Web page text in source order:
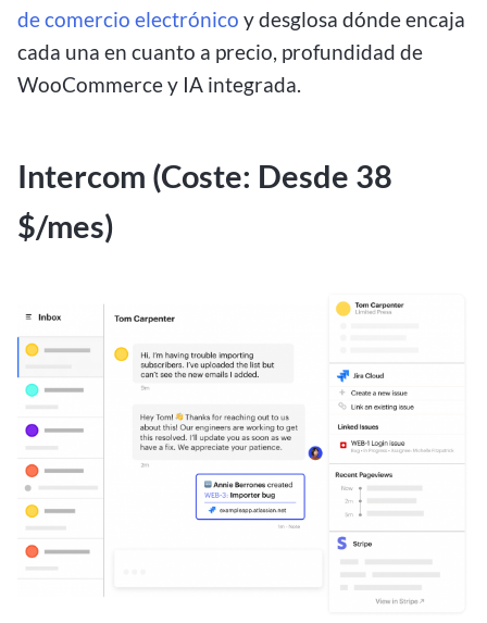
de comercio electrónico y desglosa dónde encaja
cada una en cuanto a precio, profundidad de
WooCommerce y IA integrada.
Intercom (Coste: Desde 38
$/mes)